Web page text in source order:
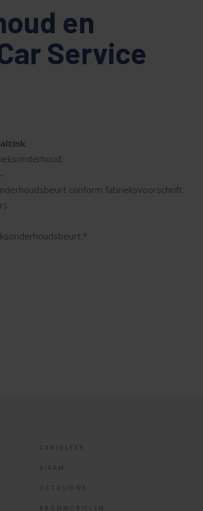
en
Service
.
conform fabrieksvoorschrift.